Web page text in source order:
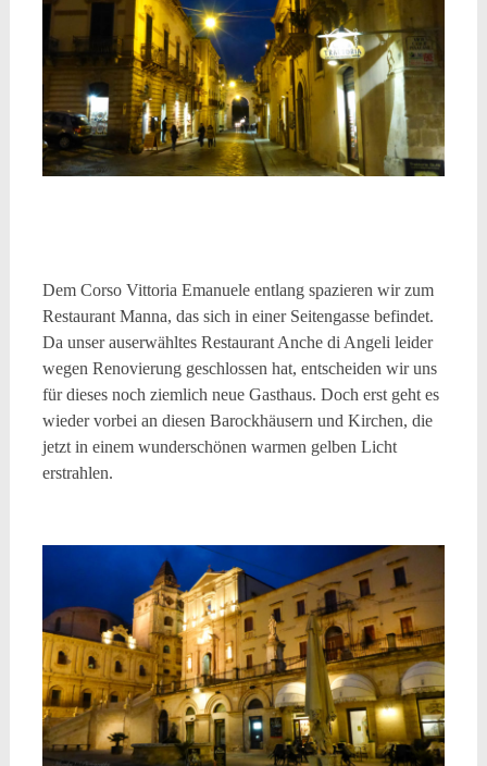
Dem Corso Vittoria Emanuele entlang spazieren wir zum
Restaurant Manna, das sich in einer Seitengasse befindet.
Da unser auserwähltes Restaurant Anche di Angeli leider
wegen Renovierung geschlossen hat, entscheiden wir uns
für dieses noch ziemlich neue Gasthaus. Doch erst geht es
wieder vorbei an diesen Barockhäusern und Kirchen, die
jetzt in einem wunderschönen warmen gelben Licht
erstrahlen.